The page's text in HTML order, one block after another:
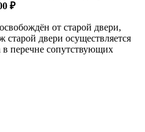
₽
от старой двери,
двери осуществляется
в перечне сопутствующих